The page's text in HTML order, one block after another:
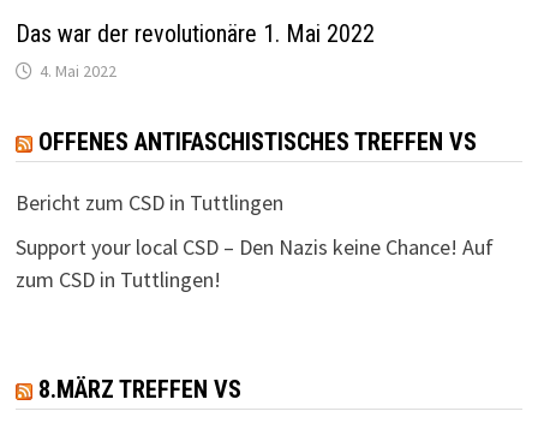
Das war der revolutionäre 1. Mai 2022
4. Mai 2022
OFFENES ANTIFASCHISTISCHES TREFFEN VS
Bericht zum CSD in Tuttlingen
Support your local CSD – Den Nazis keine Chance! Auf
zum CSD in Tuttlingen!
8.MÄRZ TREFFEN VS